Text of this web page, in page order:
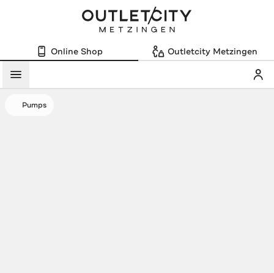
Online Shop Outletcity Metzingen
Menü
Pumps